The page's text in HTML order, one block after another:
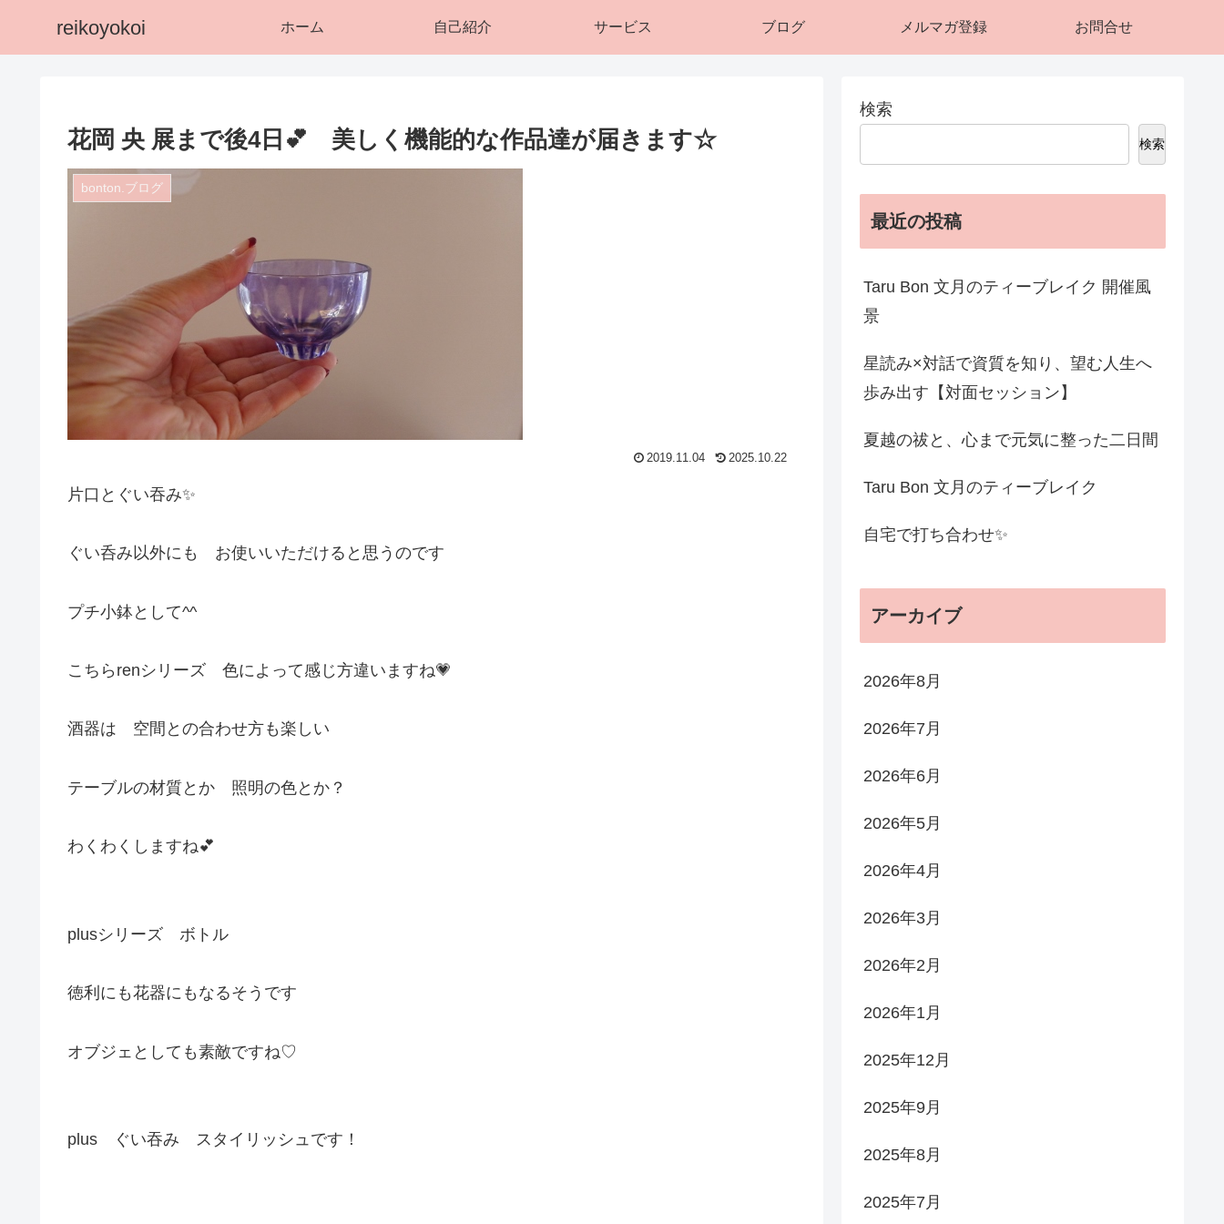
reikoyokoi ホーム 自己紹介 サービス ブログ メルマガ登録 お問合せ
花岡 央 展まで後4日💕 美しく機能的な作品達が届きます☆
bonton.ブログ
2019.11.04 2025.10.22
片口とぐい吞み✨
ぐい呑み以外にも お使いいただけると思うのです
プチ小鉢として^^
こちらrenシリーズ 色によって感じ方違いますね💗
酒器は 空間との合わせ方も楽しい
テーブルの材質とか 照明の色とか？
わくわくしますね💕
plusシリーズ ボトル
徳利にも花器にもなるそうです
オブジェとしても素敵ですね♡
plus ぐい吞み スタイリッシュです！
検索
検索
最近の投稿
Taru Bon 文月のティーブレイク 開催風
景
星読み×対話で資質を知り、望む人生へ
歩み出す【対面セッション】
夏越の祓と、心まで元気に整った二日間
Taru Bon 文月のティーブレイク
自宅で打ち合わせ✨
アーカイブ
2026年8月
2026年7月
2026年6月
2026年5月
2026年4月
2026年3月
2026年2月
2026年1月
2025年12月
2025年9月
2025年8月
2025年7月